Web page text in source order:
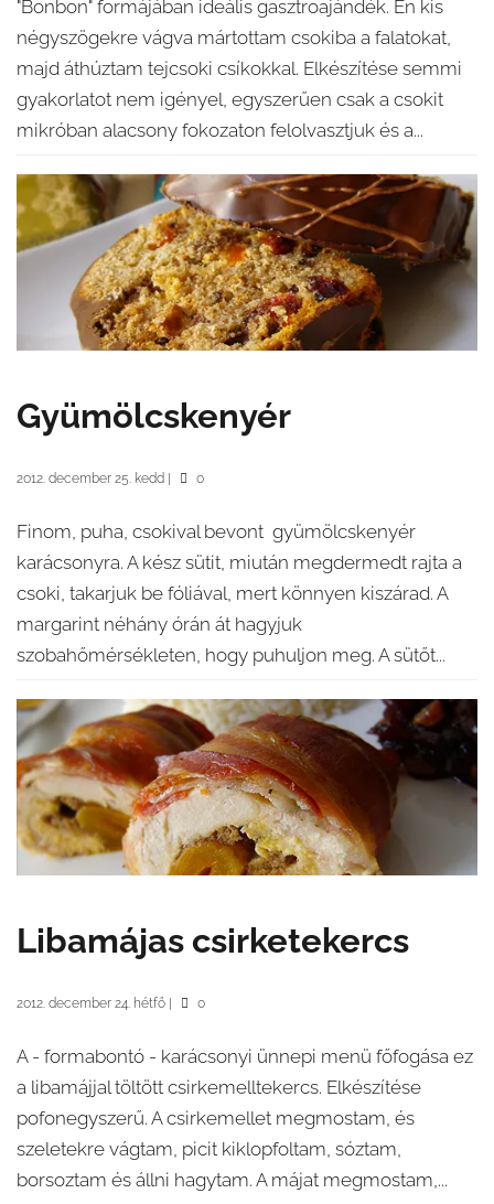
"Bonbon" formájában ideális gasztroajándék. Én kis
négyszögekre vágva mártottam csokiba a falatokat,
majd áthúztam tejcsoki csíkokkal. Elkészítése semmi
gyakorlatot nem igényel, egyszerűen csak a csokit
mikróban alacsony fokozaton felolvasztjuk és a...
Gyümölcskenyér
2012. december 25. kedd 0
Finom, puha, csokival bevont gyümölcskenyér
karácsonyra. A kész sütit, miután megdermedt rajta a
csoki, takarjuk be fóliával, mert könnyen kiszárad. A
margarint néhány órán át hagyjuk
szobahőmérsékleten, hogy puhuljon meg. A sütőt...
Libamájas csirketekercs
2012. december 24. hétfő 0
A - formabontó - karácsonyi ünnepi menü főfogása ez
a libamájjal töltött csirkemelltekercs. Elkészítése
pofonegyszerű. A csirkemellet megmostam, és
szeletekre vágtam, picit kiklopfoltam, sóztam,
borsoztam és állni hagytam. A májat megmostam,...